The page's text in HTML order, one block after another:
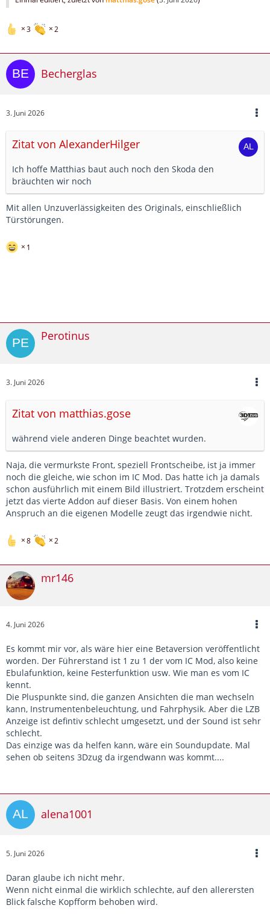
3 2
Becherglas
3. Juni 2026
Zitat von AlexanderHilger
Ich hoffe Matthias baut auch noch den Skoda den
bräuchten wir noch
Mit allen Unzuverlässigkeiten des Originals, einschließlich
Türstörungen.
1
Perotinus
3. Juni 2026
Zitat von matthias.gose
während viele anderen Dinge beachtet wurden.
Naja, die vermurkste Front, speziell Frontscheibe, ist ja immer
noch die gleiche, wie schon im IC Mod. Das hatte ich ja damals
schon ausführlich mit einem Bild illustriert. Trotzdem erscheint
jetzt das vierte Addon auf dieser Basis. Von einem hohen
Anspruch an die eigenen Modelle zeugt das irgendwie nicht.
8 2
mr146
4. Juni 2026
Es kommt mir vor, als wäre hier eine Betaversion veröffentlicht
worden. Der Führerstand ist 1 zu 1 der vom IC Mod, also keine
Ebulafunktion, keine Festerfunktion usw. Wie man es vom IC
kennt.
Die Pluspunkte sind, die ganzen Ansichten die man wechseln
kann, Instrumentenbeleuchtung, und Fahrphysik. Aber die LZB
Anzeige ist defintiv schlecht umgesetzt, und der Sound ist sehr
schlecht.
Das einzige was da helfen kann, wäre ein Soundupdate. Mal
sehen ob seitens 3Dzug da irgendwann was kommt....
alena1001
5. Juni 2026
Daran glaube ich nicht mehr.
Wenn nicht einmal die wirklich schlechte, auf den allerersten
Blick falsche Kopfform behoben wird.